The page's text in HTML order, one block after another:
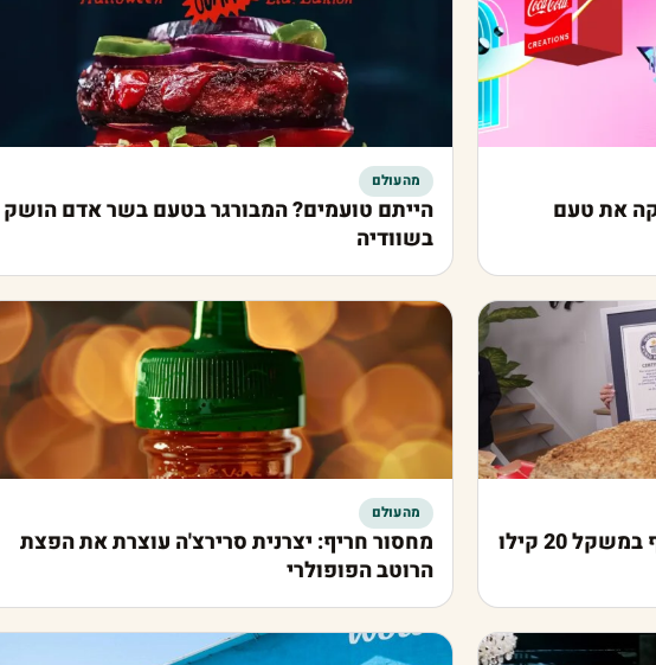
את טעם
מהעולם
הייתם טועמים? המבורגר בטעם בשר אדם הושק
בשוודיה
20 קילו
מהעולם
מחסור חריף: יצרנית סרירצ'ה עוצרת את הפצת
הרוטב הפופולרי